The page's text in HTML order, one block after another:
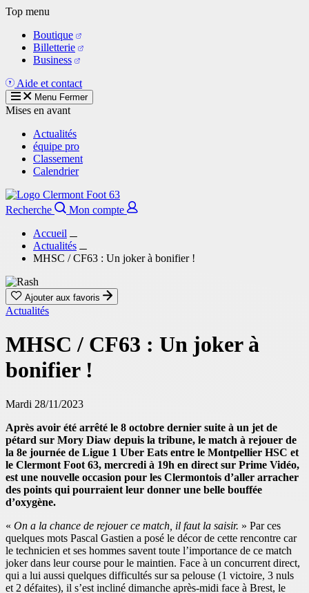
Aller
contenu
principal
Top menu
Boutique
Billetterie
Business
Aide et contact
Menu Fermer
Mises en avant
Actualités
équipe pro
Classement
Calendrier
Recherche
Mon compte
Accueil
Actualités
MHSC / CF63 : Un joker à bonifier !
Ajouter aux favoris
Actualités
MHSC / CF63 : Un joker à
bonifier !
Mardi 28/11/2023
Après avoir été arrêté le 8 octobre dernier suite à un jet de
pétard sur Mory Diaw depuis la tribune, le match à rejouer de
la 8e journée de Ligue 1 Uber Eats entre le Montpellier HSC et
le Clermont Foot 63, mercredi à 19h en direct sur Prime Vidéo,
est une nouvelle occasion pour les Clermontois d’aller arracher
des points qui pourraient leur donner une belle bouffée
d’oxygène.
« On a la chance de rejouer ce match, il faut la saisir. » Par ces
quelques mots Pascal Gastien a posé le décor de cette rencontre car
le technicien et ses hommes savent toute l’importance de ce match
joker dans leur course pour le maintien. Face à un concurrent direct,
qui a lui aussi quelques difficultés sur sa pelouse (1 victoire, 3 nuls
et 2 défaites), il s’est incliné dimanche après-midi face à Brest, le